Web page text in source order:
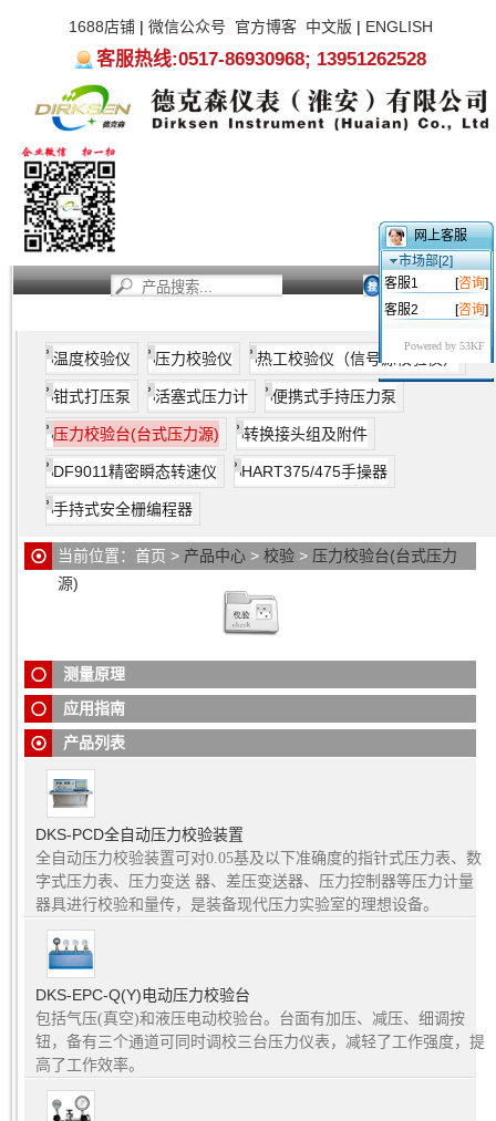
1688店铺| 微信公众号 官方博客 中文版 | ENGLISH
客服热线:0517-86930968; 13951262528
温度校验仪 压力校验仪 热工校验仪（信号源校验仪）
钳式打压泵 活塞式压力计 便携式手持压力泵
压力校验台(台式压力源) 转换接头组及附件
DF9011精密瞬态转速仪 HART375/475手操器
手持式安全栅编程器
当前位置： 首页 > 产品中心 > 校验 > 压力校验台(台式压力
源)
测量原理
压力校验台
是校验压力(差压)变送器、精密压力表、普通压力
表、压力开关等仪器仪表的辅助设备，与压力标准器配合，完
定，操作省力。
应用指南
压力校验台适用于校验压力表、压力变送器、压力传感器等其
他压力仪表及真空压力仪表.
产品列表
DKS-PCD全自动压力校验装置
全自动压力校验装置可对0.05基及以下准确度的指针式压力表、数
字式压力表、压力变送 器、差压变送器、压力控制器等压力计量
器具进行校验和量传，是装备现代压力实验室的理想设备。
DKS-EPC-Q(Y)电动压力校验台
包括气压(真空)和液压电动校验台。台面有加压、减压、细调按
钮，备有三个通道可同时调校三台压力仪表，减轻了工作强度，提
高了工作效率。
网上客服
市场部[2]
客服1
[咨询]
客服2
[咨询]
Powered by 53KF